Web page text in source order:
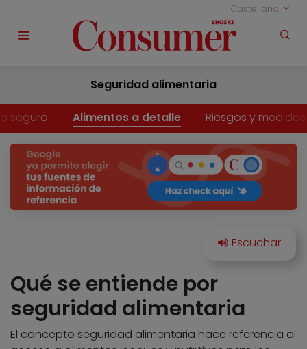
Castellano
Seguridad alimentaria
seguro Alimentos a detalle Riesgos y medidas
Qué se entiende por
seguridad alimentaria
El concepto seguridad alimentaria hace referencia al